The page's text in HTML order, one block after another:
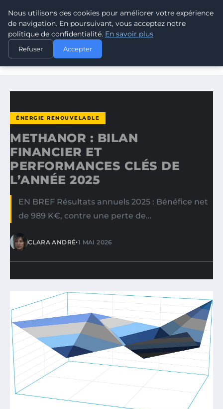
CLIMATE RESPONSE BLOG
ACCUEIL
ÉNERGIE RENOUVELABLE
METHANOR : BILAN FINANCIER ET PERFORMANCES CLÉS
ÉNERGIE RENOUVELABLE
METHANOR : BILAN
FINANCIER ET
PERFORMANCES CLÉS DE
L’ANNÉE 2025
EN BREF Résultats annuels 2025 : Bénéfice net
de 989 K€, contre une perte de…
CLARA ANDRÉ•1 MAI 2026
Nous utilisons des cookies pour améliorer votre expérience
de navigation. En poursuivant, vous acceptez notre
politique de confidentialité. En savoir plus
Refuser Accepter